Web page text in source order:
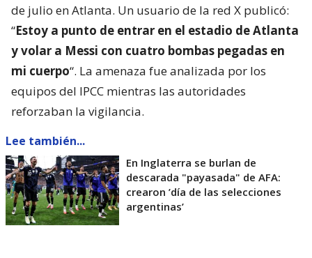
de julio en Atlanta. Un usuario de la red X publicó:
“Estoy a punto de entrar en el estadio de Atlanta
y volar a Messi con cuatro bombas pegadas en
mi cuerpo“. La amenaza fue analizada por los
equipos del IPCC mientras las autoridades
reforzaban la vigilancia.
Lee también...
En Inglaterra se burlan de
descarada "payasada" de AFA:
crearon ’día de las selecciones
argentinas’